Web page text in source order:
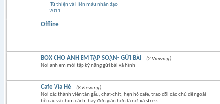
Từ thiện và Hiến máu nhân đạo
2011
Offline
BOX CHO ANH EM TẬP SOẠN- GỬI BÀI
(2 Viewing)
Nơi anh em mới tập kỹ năng gửi bài và hình
Cafe Vỉa Hè
(8 Viewing)
Nơi các thành viên tán gẫu, chat-chit, hẹn hò cafe, trao đổi các chủ đề ngoài
bồ câu và chim cảnh, hay đơn giản hơn là nơi xả stress.